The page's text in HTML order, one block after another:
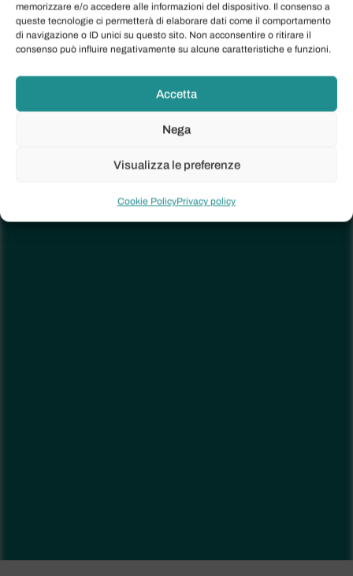
memorizzare e/o accedere alle informazioni del dispositivo. Il consenso a
queste tecnologie ci permetterà di elaborare dati come il comportamento
di navigazione o ID unici su questo sito. Non acconsentire o ritirare il
consenso può influire negativamente su alcune caratteristiche e funzioni.
Accetta
Nega
Visualizza le preferenze
Cookie PolicyPrivacy policy